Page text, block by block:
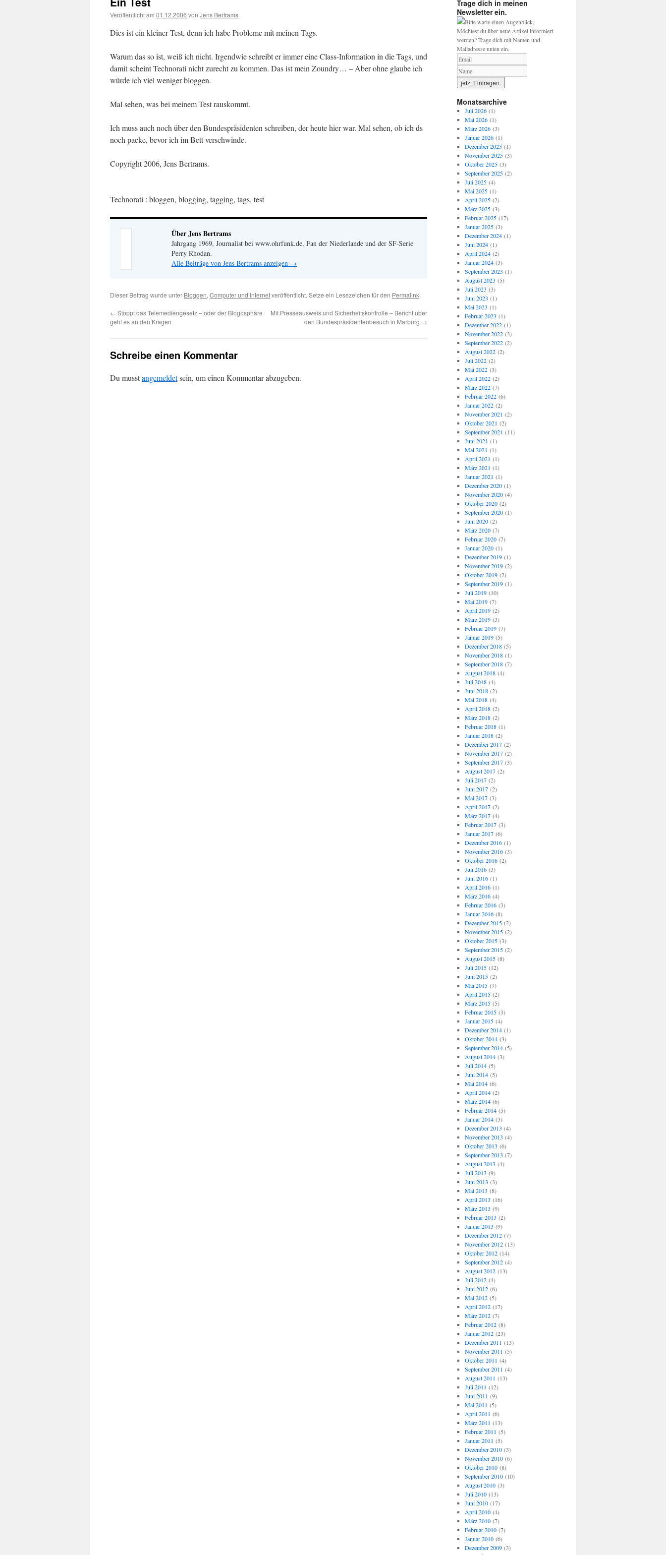
Veröffentlicht am 01.12.2006 von Jens Bertrams
Dies ist ein kleiner Test, denn ich habe Probleme mit meinen Tags.
Warum das so ist, weiß ich nicht. Irgendwie schreibt er immer eine Class-Information in die Tags, und
damit scheint Technorati nicht zurecht zu kommen. Das ist mein Zoundry… – Aber ohne glaube ich
würde ich viel weniger bloggen.
Mal sehen, was bei meinem Test rauskommt.
Ich muss auch noch über den Bundespräsidenten schreiben, der heute hier war. Mal sehen, ob ich ds
noch packe, bevor ich im Bett verschwinde.
Copyright 2006, Jens Bertrams.
Technorati : bloggen, blogging, tagging, tags, test
Über Jens Bertrams
Jahrgang 1969, Journalist bei www.ohrfunk.de, Fan der Niederlande und der SF-Serie
Perry Rhodan.
Alle Beiträge von Jens Bertrams anzeigen →
Dieser Beitrag wurde unter Bloggen, Computer und Internetveröffentlicht. Setze ein Lesezeichen für den Permalink.
← Stoppt das Telemediengesetz – oder der Blogosphäre
geht es an den Kragen
Mit Presseausweis und Sicherheitskontrolle – Bericht über
den Bundespräsidentenbesuch in Marburg →
Schreibe einen Kommentar
Du musstangemeldetsein, um einen Kommentar abzugeben.
Trage dich in meinen
Newsletter ein.
Bitte warte einen Augenblick.
Möchtest du über neue Artikel informiert
werden? Trage dich mit Namen und
Mailadresse unten ein.
Monatsarchive
Juli 2026(1)
Mai 2026(1)
März 2026(3)
Januar 2026(1)
Dezember 2025(1)
November 2025(3)
Oktober 2025(3)
September 2025(2)
Juli 2025(4)
Mai 2025(1)
April 2025(2)
März 2025(3)
Februar 2025(17)
Januar 2025(3)
Dezember 2024(1)
Juni 2024(1)
April 2024(2)
Januar 2024(3)
September 2023 (1)
August 2023 (5)
Juli 2023 (3)
Juni 2023 (1)
Mai 2023 (1)
Februar 2023 (1)
Dezember 2022(1)
November 2022(3)
September 2022(2)
August 2022(2)
Juli 2022(2)
Mai 2022(3)
April 2022(2)
März 2022(7)
Februar 2022(6)
Januar 2022(2)
November 2021 (2)
Oktober 2021 (2)
September 2021 (11)
Juni 2021 (1)
Mai 2021 (1)
April 2021 (1)
März 2021 (1)
Januar 2021 (1)
Dezember 2020(1)
November 2020(4)
Oktober 2020(2)
September 2020(1)
Juni 2020(2)
März 2020(7)
Februar 2020(7)
Januar 2020(1)
Dezember 2019(1)
November 2019(2)
Oktober 2019(2)
September 2019(1)
Juli 2019(10)
Mai 2019(7)
April 2019(2)
März 2019(3)
Februar 2019(7)
Januar 2019(5)
Dezember 2018(5)
November 2018(1)
September 2018(7)
August 2018(4)
Juli 2018(4)
Juni 2018(2)
Mai 2018(4)
April 2018(2)
März 2018(2)
Februar 2018(1)
Januar 2018(2)
Dezember 2017(2)
November 2017(2)
September 2017(3)
August 2017(2)
Juli 2017(2)
Juni 2017(2)
Mai 2017(3)
April 2017(2)
März 2017(4)
Februar 2017(3)
Januar 2017(6)
Dezember 2016(1)
November 2016(3)
Oktober 2016(2)
Juli 2016(3)
Juni 2016(1)
April 2016(1)
März 2016(4)
Februar 2016(3)
Januar 2016(8)
Dezember 2015(2)
November 2015(2)
Oktober 2015(3)
September 2015(2)
August 2015(8)
Juli 2015(12)
Juni 2015(2)
Mai 2015(7)
April 2015(2)
März 2015(5)
Februar 2015(3)
Januar 2015(4)
Dezember 2014(1)
Oktober 2014(3)
September 2014(5)
August 2014(3)
Juli 2014(5)
Juni 2014(5)
Mai 2014(6)
April 2014(2)
März 2014(6)
Februar 2014(5)
Januar 2014(3)
Dezember 2013 (4)
November 2013 (4)
Oktober 2013 (6)
September 2013 (7)
August 2013 (4)
Juli 2013 (9)
Juni 2013 (3)
Mai 2013 (8)
April 2013 (16)
März 2013 (9)
Februar 2013 (2)
Januar 2013 (9)
Dezember 2012(7)
November 2012(13)
Oktober 2012(14)
September 2012(4)
August 2012(13)
Juli 2012(4)
Juni 2012(6)
Mai 2012(5)
April 2012(17)
März 2012(7)
Februar 2012(8)
Januar 2012(23)
Dezember 2011 (13)
November 2011 (5)
Oktober 2011 (4)
September 2011 (4)
August 2011 (13)
Juli 2011 (12)
Juni 2011 (9)
Mai 2011 (5)
April 2011 (6)
März 2011 (13)
Februar 2011 (5)
Januar 2011 (5)
Dezember 2010(3)
November 2010(6)
Oktober 2010(8)
September 2010(10)
August 2010(3)
Juli 2010(13)
Juni 2010(17)
April 2010(4)
März 2010(7)
Februar 2010(7)
Januar 2010(6)
Dezember 2009(3)